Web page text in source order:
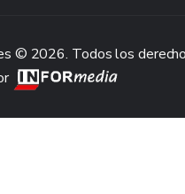
© 2026. Todos los